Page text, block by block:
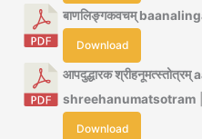
बाणलिङ्गकवचम्
Download
आपदुद्धारक
shreehanumatsotram
Download